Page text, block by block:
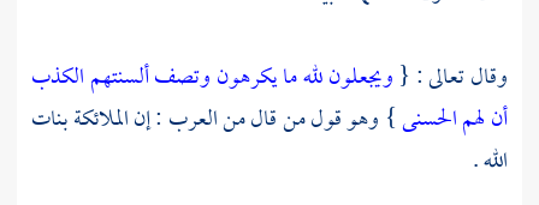
وقال تعالى : {ويجعلون لله ما يكرهون وتصف ألسنتهم الكذب
أن لهم الحسنى} وهو قول من قال منالعرب : إن الملائكة بنات
الله .